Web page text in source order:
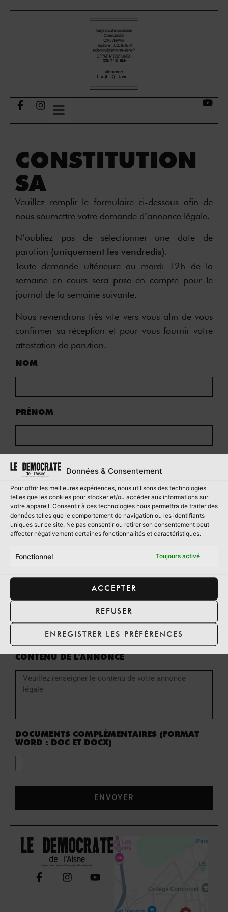
Données & Consentement
Pour offrir les meilleures expériences, nous utilisons des technologies
telles que les cookies pour stocker et/ou accéder aux informations sur
votre appareil. Consentir à ces technologies nous permettra de traiter des
données telles que le comportement de navigation ou les identifiants
uniques sur ce site. Ne pas consentir ou retirer son consentement peut
affecter négativement certaines fonctionnalités et caractéristiques.
Fonctionnel Toujours activé
ACCEPTER
REFUSER
ENREGISTRER LES PRÉFÉRENCES
CONSTITUTION
SA
Veuillez remplir le formulaire ci-dessous afin de
nous soumettre votre demande d’annonce légale.
N’oubliez pas de sélectionner une date de
parution (uniquement les vendredis).
Toute demande ultérieure au mardi 12h de la
semaine en cours sera prise en compte pour le
journal de la semaine suivante.
Nous reviendrons très vite vers vous afin de vous
confirmer sa réception et pour vous fournir votre
attestation de parution.
NOM
PRÉNOM
EMAIL
TÉLÉPHONE
ADRESSE
DATE DE PARUTION
CONTENU DE L'ANNONCE
DOCUMENTS COMPLÉMENTAIRES (FORMAT
WORD : DOC ET DOCX)
ENVOYER